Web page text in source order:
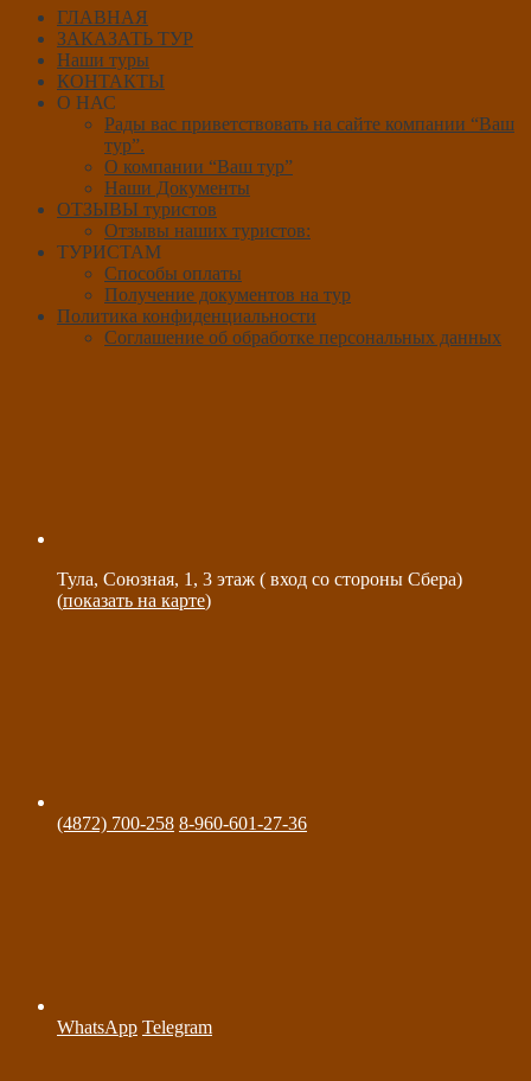
ГЛАВНАЯ
ЗАКАЗАТЬ ТУР
Наши туры
КОНТАКТЫ
О НАС
Рады вас приветствовать на сайте компании “Ваш
тур”.
О компании “Ваш тур”
Наши Документы
ОТЗЫВЫ туристов
Отзывы наших туристов:
ТУРИСТАМ
Способы оплаты
Получение документов на тур
Политика конфиденциальности
Соглашение об обработке персональных данных
Тула, Союзная, 1, 3 этаж ( вход со стороны Сбера)
(показать на карте)
(4872) 700-258 8-960-601-27-36
WhatsApp Telegram